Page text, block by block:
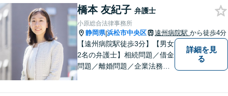
橋本 友紀子 弁護士
小原総合法律事務所
静岡県|浜松市中央区 遠州病院駅 から徒歩4分
【遠州病院駅徒歩3分】【男女
2名の弁護士】相続問題／借金
問題／離婚問題／企業法務な
詳細を見
る